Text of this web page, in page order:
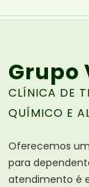
Grupo
CLÍNICA DE
QUÍMICO E
Oferecemos
para
atendimento é